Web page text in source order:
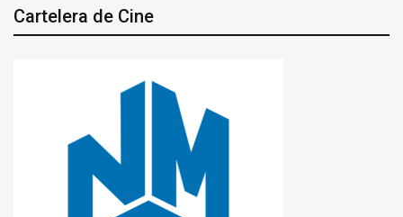
Cartelera de Cine